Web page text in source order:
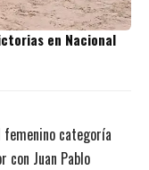
en Nacional
categoría
con Juan Pablo